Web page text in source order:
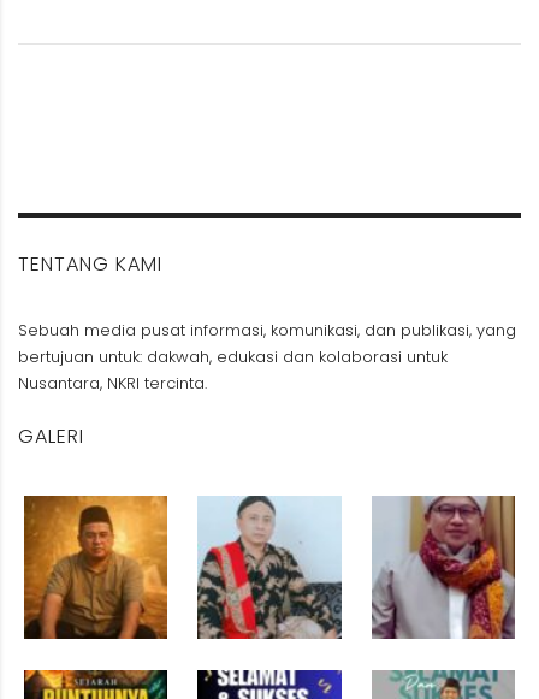
TENTANG KAMI
Sebuah media pusat informasi, komunikasi, dan publikasi, yang
bertujuan untuk: dakwah, edukasi dan kolaborasi untuk
Nusantara, NKRI tercinta.
GALERI